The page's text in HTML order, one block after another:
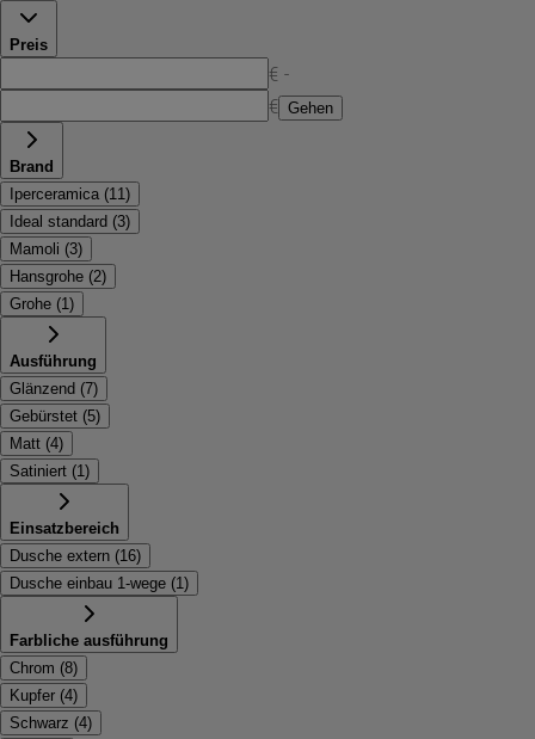
Preis
€ -
€ Gehen
Brand
Iperceramica (11 )
Ideal standard (3)
Mamoli (3)
Hansgrohe (2)
Grohe (1 )
Ausführung
Glänzend (7)
Gebürstet (5)
Matt (4)
Satiniert (1 )
Einsatzbereich
Dusche extern (16)
Dusche einbau 1-wege (1 )
Farbliche ausführung
Chrom (8)
Kupfer (4)
Schwarz (4)